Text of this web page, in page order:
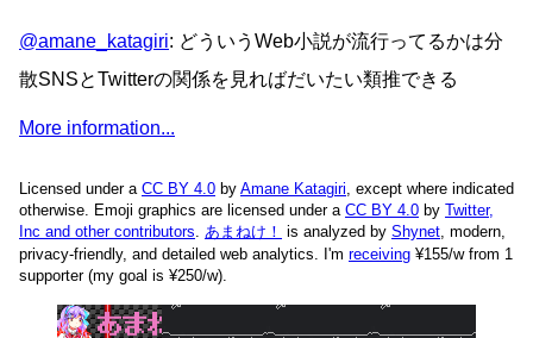
@amane_katagiri: どういうWeb小説が流行ってるかは分
散SNSとTwitterの関係を見ればだいたい類推できる
More information...
Licensed under a CC BY 4.0 by Amane Katagiri, except where indicated
otherwise. Emoji graphics are licensed under a CC BY 4.0 by Twitter,
Inc and other contributors. あまねけ！ is analyzed by Shynet, modern,
privacy-friendly, and detailed web analytics. I'm receiving ¥155/w from 1
supporter (my goal is ¥250/w).